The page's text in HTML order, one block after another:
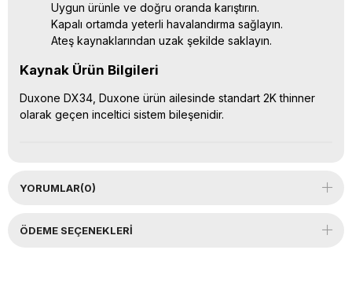
Uygun ürünle ve doğru oranda karıştırın.
Kapalı ortamda yeterli havalandırma sağlayın.
Ateş kaynaklarından uzak şekilde saklayın.
Kaynak Ürün Bilgileri
Duxone DX34, Duxone ürün ailesinde standart 2K thinner
olarak geçen inceltici sistem bileşenidir.
YORUMLAR(0)
ÖDEME SEÇENEKLERI